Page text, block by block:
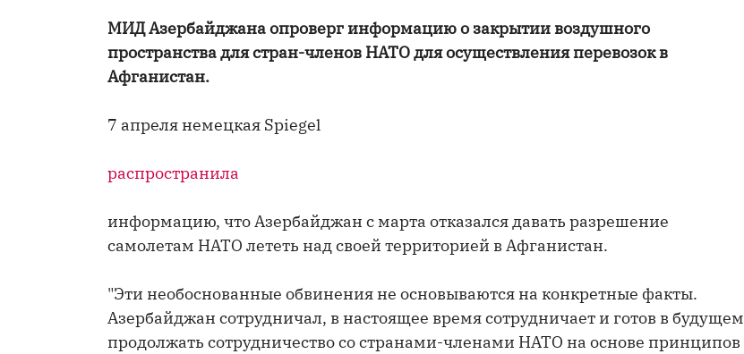
МИД Азербайджана опроверг информацию о закрытии воздушного
пространства для стран-членов НАТО для осуществления перевозок в
Афганистан.
7 апреля немецкая Spiegel
распространила
информацию, что Азербайджан с марта отказался давать разрешение
самолетам НАТО лететь над своей территорией в Афганистан.
"Эти необоснованные обвинения не основываются на конкретные факты.
Азербайджан сотрудничал, в настоящее время сотрудничает и готов в будущем
продолжать сотрудничество со странами-членами НАТО на основе принципов